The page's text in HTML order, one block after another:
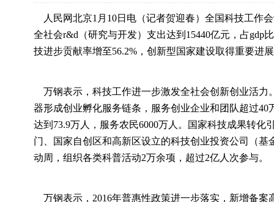
人民网北京1月10日电（记者贺迎春）全国科技工作
全社会r&d（研究与开发）支出达到15440亿元，占gdp
技进步贡献率增至56.2%，创新型国家建设取得重要进
万钢表示，科技工作进一步激发全社会创新创业活力
器形成创业孵化服务链条，服务创业企业和团队超过
达到73.9万人，服务农民6000万人。国家科技成果转
门、国家自创区和高新区设立的科技创业投资公司（基
动周，组织各类科普活动2万余项，超过2亿人次参与。
万钢表示，2016年普惠性政策进一步落实，新增备案